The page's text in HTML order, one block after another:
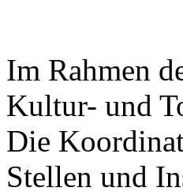
Im Rahmen
Kultur- und
Die
Stellen und